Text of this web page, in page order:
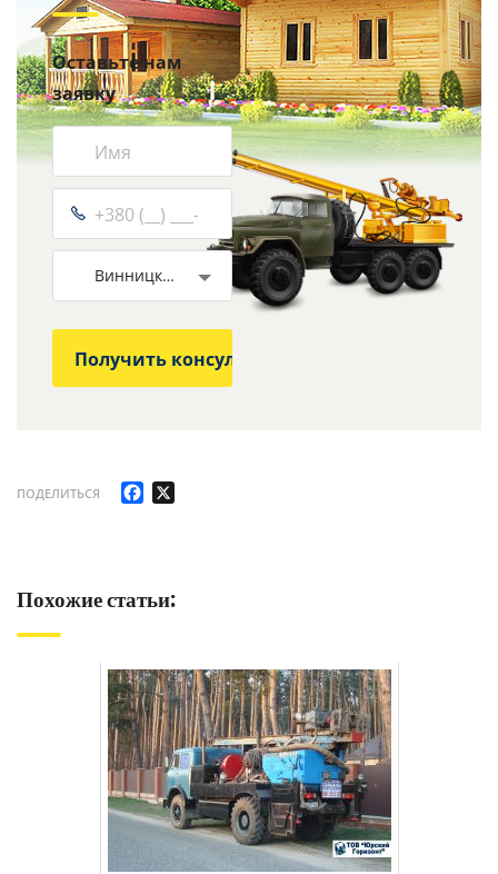
Оставьте нам
заявку
Винницкая
ПОДЕЛИТЬСЯ Facebook
Похожие статьи: